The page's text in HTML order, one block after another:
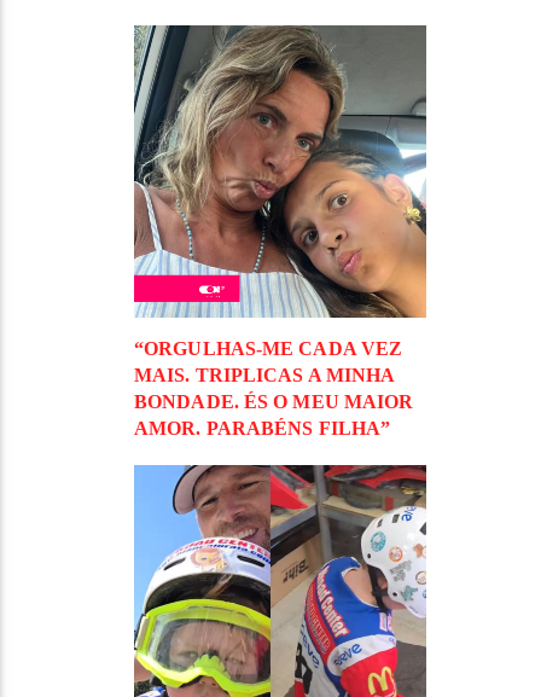
“ORGULHAS-ME CADA VEZ
MAIS. TRIPLICAS A MINHA
BONDADE. ÉS O MEU MAIOR
AMOR. PARABÉNS FILHA”